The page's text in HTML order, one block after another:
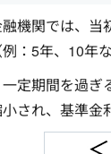
機関では、当
：5年、10年
一定期間を過
され、基準金